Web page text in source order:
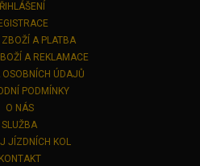
ZBOŽÍ A PLATBA
A REKLAMACE
OSOBNÍCH ÚDAJŮ
PODMÍNKY
O NÁS
SLUŽBA
JÍZDNÍCH KOL
KONTAKT